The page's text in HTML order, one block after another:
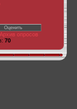
Архив опросов
70